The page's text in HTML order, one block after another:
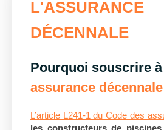
L'ASSURANCE
DÉCENNALE
Pourquoi souscrire
assurance décennale
L’article L241-1 du Code des
les constructeurs de piscines